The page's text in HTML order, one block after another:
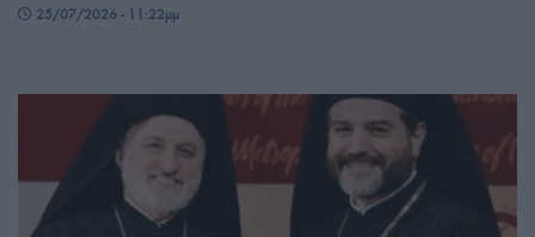
25/07/2026 - 11:22μμ